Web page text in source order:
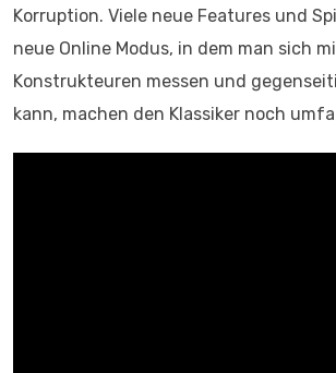
Korruption. Viele neue Features und
neue Online Modus, in dem man sich
Konstrukteuren messen und
kann, machen den Klassiker noch